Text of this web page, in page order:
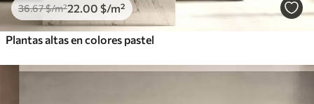
36.67$/m²22 .00 $/m²
Plantas altas en colores pastel